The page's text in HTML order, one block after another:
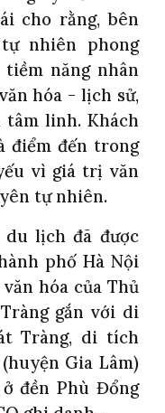
cho rằng, bên
nhiên phong
năng nhân
hóa - lịch sử,
linh. Khách
điểm đến trong
vì giá trị văn
tự nhiên.
lịch đã được
phố Hà Nội
hóa của Thủ
gắn với di
Tràng, di tích
Gia Lâm)
đền Phù Đổng